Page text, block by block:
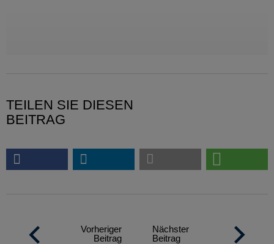
TEILEN SIE DIESEN
BEITRAG
Vorheriger
Beitrag
Nächster
Beitrag